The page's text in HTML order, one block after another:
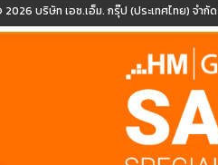
2026 บริษัท เอช.เอ็ม. กรุ๊ป (ประเทศไทย) จำกัด